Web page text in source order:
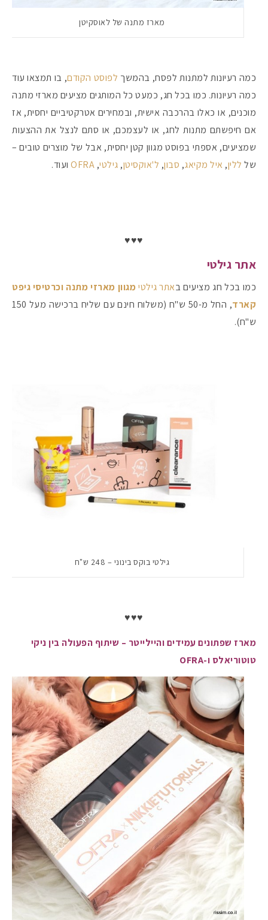
מקדמי הגנה
#הסטודיושלקורין
מארז מתנה של לאוסקיטן
כמה רעיונות למתנות לפסח, בהמשך לפוסט הקודם, בו תמצאו עוד
כמה רעיונות. כמו בכל חג, כמעט כל המותגים מציעים מארזי מתנה
מוכנים, או כאלו בהרכבה אישית, ובמחירים אטרקטיביים יחסית, אז
אם חיפשתם מתנות לחג, או לעצמכם, או סתם לנצל את ההצעות
שמציעים, אספתי בפוסט מגוון קטן יחסית, אבל של מוצרים טובים –
של ללין, איל מקיאג, סבון, ל'אוקסיטן, גילטי,
OFRA ועוד.
♥♥♥
אתר גילטי
כמו בכל חג מציעים באתר גילטי מגוון מארזי מתנה וכרטיסי גיפט
קארד
, החל מ-50 ש"ח (משלוח חינם עם שליח ברכישה מעל 150
ש"ח).
גילטי בוקס בינוני – 248 ש"ח
♥♥♥
מארז שפתונים עמידים והיילייטר – שיתוף הפעולה בין ניקי
טוטוריאלס ו-OFRA